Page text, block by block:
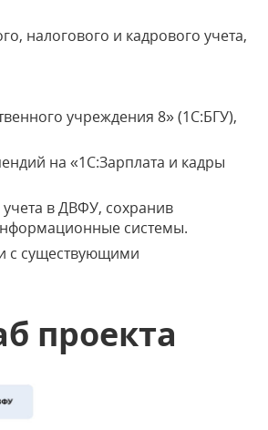
налогового и кадрового учета,
учреждения 8» (1С:БГУ),
на «1С:Зарплата и кадры
в ДВФУ, сохранив
системы.
с существующими
проекта